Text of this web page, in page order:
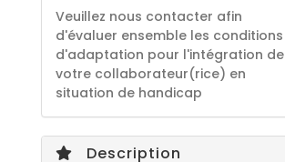
Veuillez nous contacter afin
d'évaluer ensemble les conditions
d'adaptation pour l'intégration de
votre collaborateur(rice) en
situation de handicap
Description